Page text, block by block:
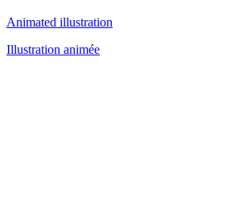
Animated illustration
Illustration animée